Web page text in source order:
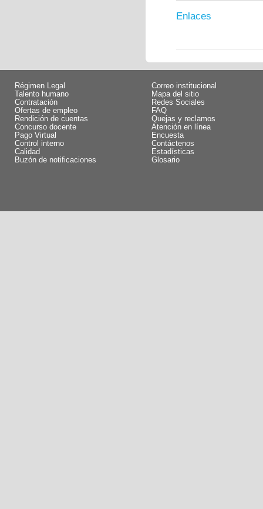
Enlaces
Régimen Legal
Talento humano
Contratación
Ofertas de empleo
Rendición de cuentas
Concurso docente
Pago Virtual
Control interno
Calidad
Buzón de notificaciones
Correo institucional
Mapa del sitio
Redes Sociales
FAQ
Quejas y reclamos
Atención en línea
Encuesta
Contáctenos
Estadísticas
Glosario